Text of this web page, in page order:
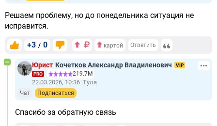
Решаем проблему, но до понедельника ситуация не
исправится.
+3 / 0 картой Ответить
Юрист Кочетков Александр Владиленович
VIP
PRO
219.7М
22.03.2026, 10:36 Тула
Чат Подписаться
Спасибо за обратную связь